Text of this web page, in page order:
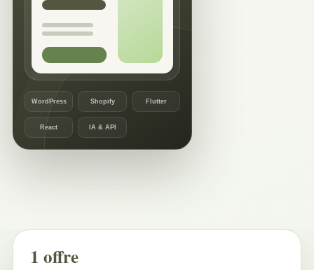
WordPress Shopify Flutter
React IA & API
1 offre